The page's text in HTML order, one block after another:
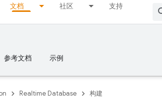
文档 社区 支持
参考文档 示例
Realtime Database 构建